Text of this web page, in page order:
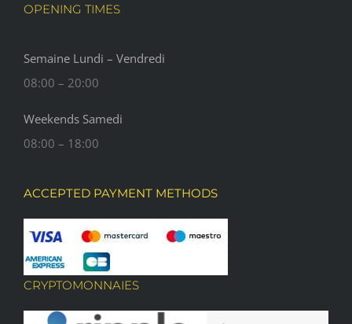
OPENING TIMES
Semaine Lundi – Vendredi
08:00 – 20:00
Weekends Samedi
08:00 – 18:00
ACCEPTED PAYMENT METHODS
CRYPTOMONNAIES